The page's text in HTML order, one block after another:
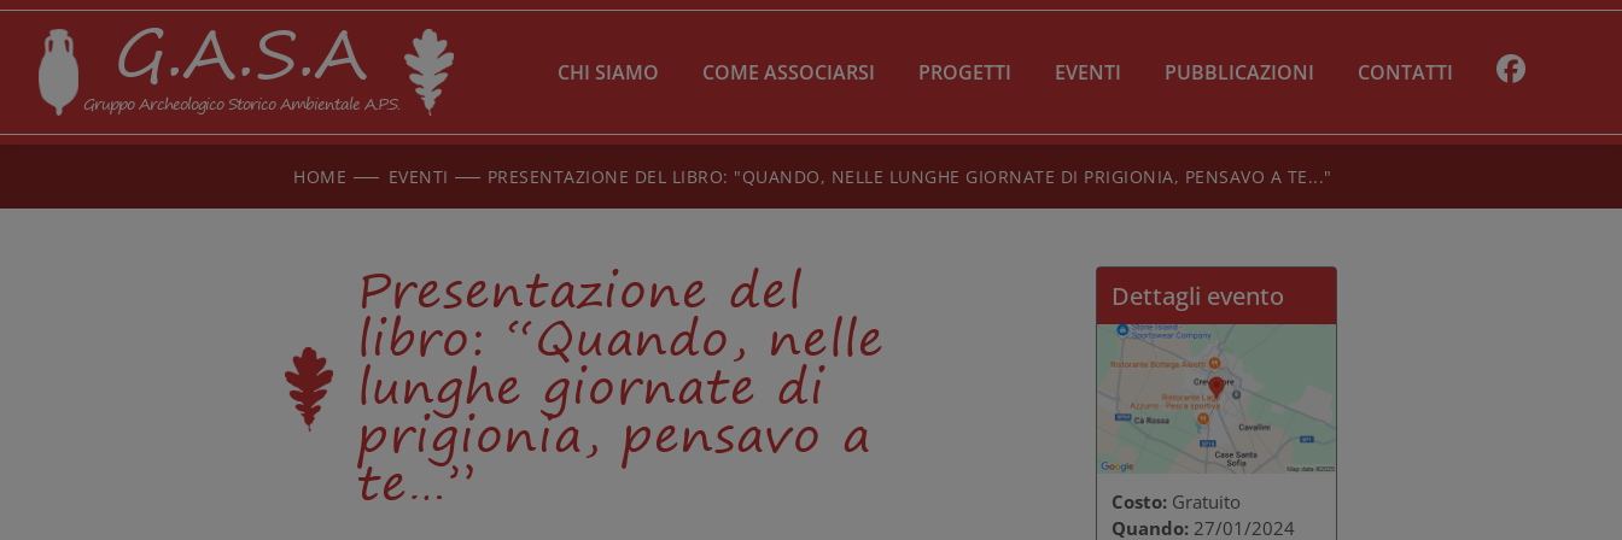
G.A.S.A
Gruppo Archeologico Storico Ambientale A.P.S.
CHI SIAMO COME ASSOCIARSI PROGETTI EVENTI PUBBLICAZIONI CONTATTI
HOME EVENTI PRESENTAZIONE DEL LIBRO: "QUANDO, NELLE LUNGHE GIORNATE DI PRIGIONIA, PENSAVO A TE..."
Presentazione del
libro: “Quando, nelle
lunghe giornate di
prigionia, pensavo a
te…”
Dettagli evento
Costo: Gratuito
Quando: 27/01/2024